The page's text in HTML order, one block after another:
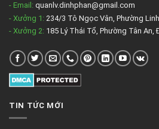
- Email: quanlv.dinhphan@gmail.com
- Xưởng 1: 234/3 Tô Ngọc Vân, Phường
- Xưởng 2: 185 Lý Thái Tổ, Phường Tân An,
TIN TỨC MỚI